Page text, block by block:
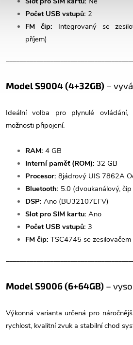
Počet USB vstupů: 2
FM čip: Integrovaný se
příjem)
Model S9004 (4+32GB) –
Ideální volba pro plynulé
možnosti připojení.
RAM: 4 GB
Interní paměť (ROM): 32 GB
Procesor: 8jádrový UIS 7862A
Bluetooth: 5.0 (dvoukanálový,
DSP: Ano (BU32107EFV)
Slot pro SIM kartu: Ano
Počet USB vstupů: 3
FM čip: TSC4745 se
Model S9006 (6+64GB) –
Výkonná varianta určená pro
rychlost, kvalitní zvuk a stabilní chod